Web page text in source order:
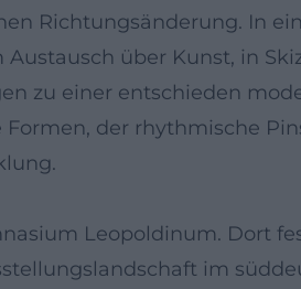
Richtungsänderung. In
über Kunst, in
zu einer entschieden
der rhythmische
Leopoldinum. Dort
im